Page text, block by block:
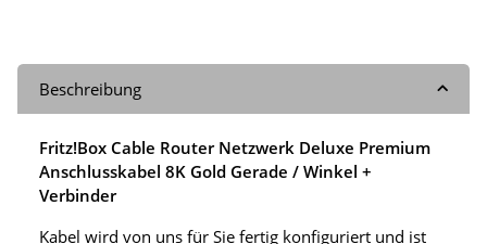
Beschreibung
Fritz!Box Cable Router Netzwerk Deluxe Premium
Anschlusskabel 8K Gold Gerade / Winkel +
Verbinder
Kabel wird von uns für Sie fertig konfiguriert und ist